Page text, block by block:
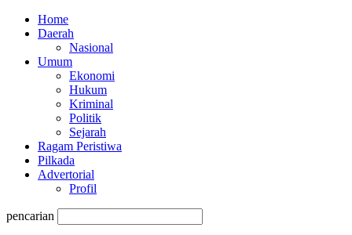
Home
Daerah
Nasional
Umum
Ekonomi
Hukum
Kriminal
Politik
Sejarah
Ragam Peristiwa
Pilkada
Advertorial
Profil
pencarian